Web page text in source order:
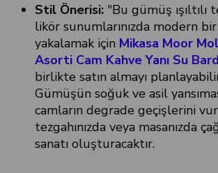
Stil Önerisi: "Bu gümüş ışıltılı
likör sunumlarınızda modern
yakalamak için Mikasa Moor
Asorti Cam Kahve Yanı Su
birlikte satın almayı
Gümüşün soğuk ve asil
camların degrade geçişlerini
tezgahınızda veya masanızda
sanatı oluşturacaktır.